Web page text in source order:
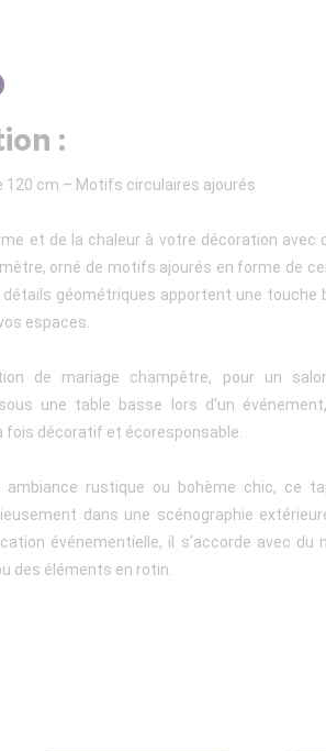
:
120 cm – Motifs circulaires ajourés
et de la chaleur à votre décoration avec
orné de motifs ajourés en forme de
géométriques apportent une touche
espaces.
de mariage champêtre, pour un
une table basse lors d’un
fois décoratif et écoresponsable.
ambiance rustique ou bohème chic, ce
dans une scénographie
événementielle, il s’accorde avec du
des éléments en rotin.